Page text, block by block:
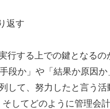
返す
行する上での鍵となる
段か」や「結果か原因
して、努力したと言う
してどのように管理会